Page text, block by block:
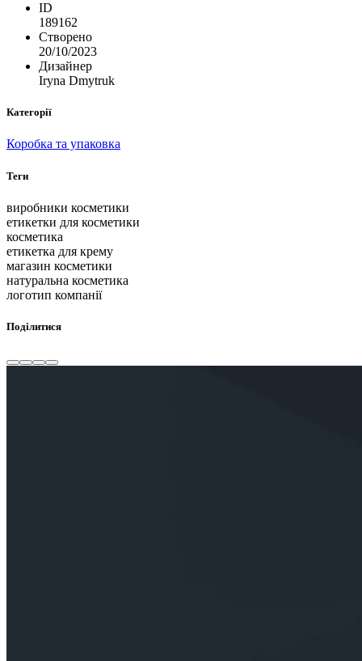
ID
189162
Створено
20/10/2023
Дизайнер
Iryna Dmytruk
Категорії
Коробка та упаковка
Теги
виробники косметики
етикетки для косметики
косметика
етикетка для крему
магазин косметики
натуральна косметика
логотип компанії
Поділитися